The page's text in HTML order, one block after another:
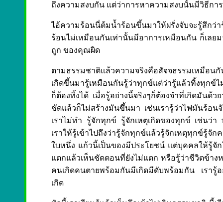
ถึงความสงบกัน แต่ว่าการหาความสงบนั้นมีวิธีกา
ไอ้ความร้อนนี่ต้มน้ำร้อนขึ้นมาให้ฝรั่งจับจะรู้สึก
ร้อนไม่เหมือนกันเท่านั้นมีอาการเหมือนกัน ก็เล
ถูก ของคุณผิด
ตามธรรมชาติแล้วความจริงคือสัจจธรรมเหมือน
เกิดขึ้นมารู้เหมือนกันรู้ว่าทุกข์แต่ว่ารู้แล้วทิ้งทุกข์
ก็ต้องทิ้งได้ เมื่อรู้อย่างนี้จริงๆก็ต้องจำที่เกิดมันด้
ชัดแล้วก็ไม่สร้างมันขึ้นมา เช่นเรารู้ว่าไฟมันร้อน
เราไม่ทำ รู้จักทุกข์ รู้จักเหตุเกิดของทุกข์ เช่นว่
เราให้รู้เข้าไปถึงว่ารู้จักทุกข์แล้วรู้จักเหตุทุกข์รู้
ใบหนึ่ง แก้วนี้เป็นของมีประโยชน์ แต่บุคคลให้รู้
แตกแล้วเห็นชัดตอนที่ยังไม่แตก หรือรู้ว่าชีวิตข้าง
คนเกิดคนตายพร้อมกันมีเกิดมีดับพร้อมกัน เรารู้
เกิด